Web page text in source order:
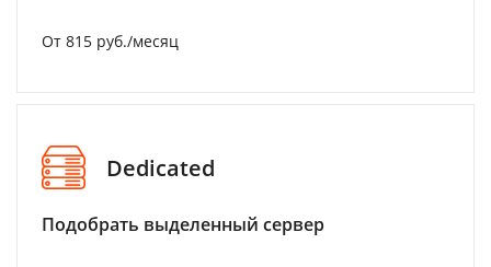
От 815 руб./месяц
Dedicated
Подобрать выделенный сервер